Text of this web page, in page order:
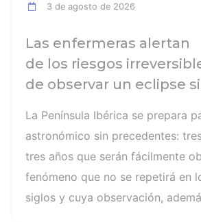
3 de agosto de 2026
Las enfermeras alertan
de los riesgos
de observar un eclipse
solar es el mayor de los
La Península Ibérica se prepara
astronómico sin precedentes:
tres años que serán fácilmente
fenómeno que no se repetirá en
siglos y cuya observación,